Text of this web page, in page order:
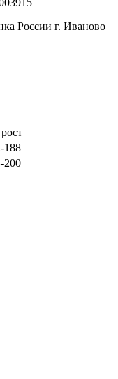
России г. Иваново
188
200